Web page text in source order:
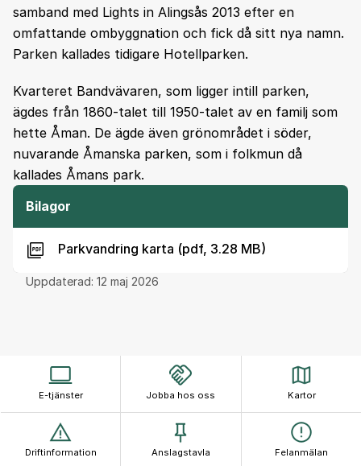
samband med Lights in Alingsås 2013 efter en
omfattande ombyggnation och fick då sitt nya namn.
Parken kallades tidigare Hotellparken.
Kvarteret Bandvävaren, som ligger intill parken,
ägdes från 1860-talet till 1950-talet av en familj som
hette Åman. De ägde även grönområdet i söder,
nuvarande Åmanska parken, som i folkmun då
kallades Åmans park.
Bilagor
Parkvandring karta (pdf, 3.28 MB)
Uppdaterad: 12 maj 2026
E-tjänster Jobba hos oss Kartor
Driftinformation Anslagstavla Felanmälan